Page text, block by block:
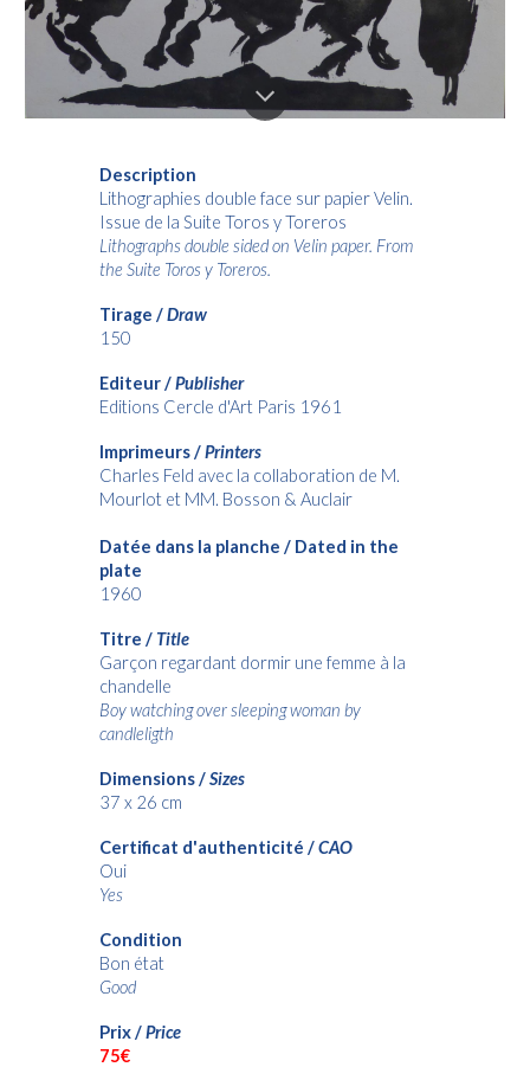
Description
Lithographies double face sur papier Velin.
Issue de la Suite Toros y Toreros
Lithographs double sided on Velin paper. From
the Suite Toros y Toreros.
Tirage /Draw
150
Editeur /Publisher
Editions Cercle d'Art Paris 1961
Imprimeurs /Printers
Charles Feld avec la collaboration de M.
Mourlot et MM. Bosson & Auclair
Datée dans la planche / Dated in the
plate
1960
Titre / Title
Garçon regardant dormir une femme à la
chandelle
Boy watching over sleeping woman by
candleligth
Dimensions /Sizes
37 x 26 cm
Certificat d'authenticité /CAO
Oui
Yes
Condition
Bon état
Good
Prix /Price
75€